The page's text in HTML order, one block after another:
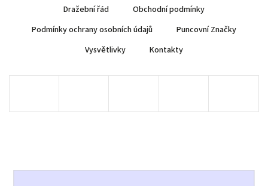
Dražební řád
Obchodní podmínky
Podmínky ochrany osobních údajů
Puncovní Značky
Vysvětlivky
Kontakty